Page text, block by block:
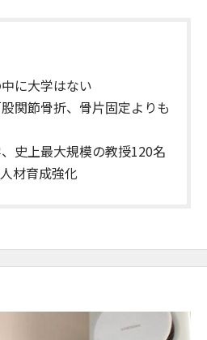
に大学はない
関節骨折、骨片固定よりも
史上最大規模の教授120名
材育成強化